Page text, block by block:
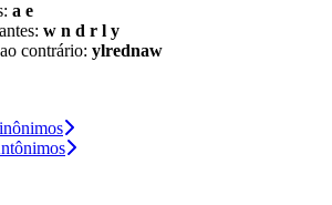
a e
w n d r l y
contrário: ylrednaw